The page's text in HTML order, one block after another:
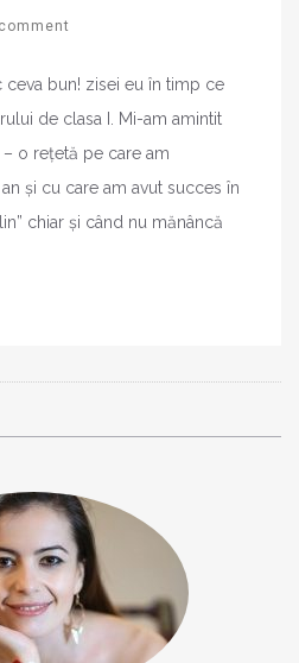
ceva bun! zisei eu în timp ce
de clasa I. Mi-am amintit
o rețetă pe care am
și cu care am avut succes în
chiar și când nu mănâncă